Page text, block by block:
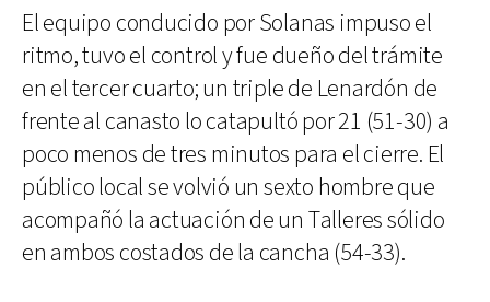
El equipo conducido por Solanas impuso el
ritmo, tuvo el control y fue dueño del trámite
en el tercer cuarto; un triple de Lenardón de
frente al canasto lo catapultó por 21 (51-30) a
poco menos de tres minutos para el cierre. El
público local se volvió un sexto hombre que
acompañó la actuación de un Talleres sólido
en ambos costados de la cancha (54-33).